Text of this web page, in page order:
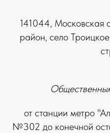
141044, Московская
район, село
от станции метро
№302 до конечной